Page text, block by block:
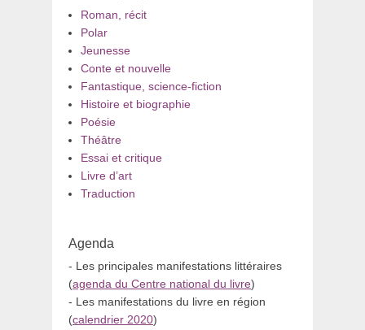
Roman, récit
Polar
Jeunesse
Conte et nouvelle
Fantastique, science-fiction
Histoire et biographie
Poésie
Théâtre
Essai et critique
Livre d’art
Traduction
Agenda
- Les principales manifestations littéraires
(agenda du Centre national du livre)
- Les manifestations du livre en région
(calendrier 2020)